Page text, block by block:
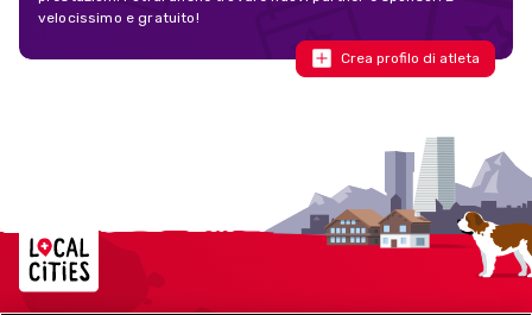
velocissimo e gratuito!
Crea profilo di atleta
Localcities